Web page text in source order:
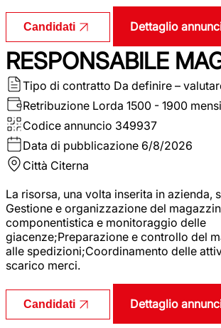
Candidati Dettaglio
RESPONSABILE
Tipo di contratto Da definire –
Retribuzione Lorda 1500 - 1900
Codice annuncio 349937
Data di pubblicazione 6/8/2026
Città Citerna
La risorsa, una volta inserita in azienda,
Gestione e organizzazione del
componentistica e monitoraggio delle
giacenze;Preparazione e controllo del
alle spedizioni;Coordinamento delle
scarico merci.
Candidati Dettaglio